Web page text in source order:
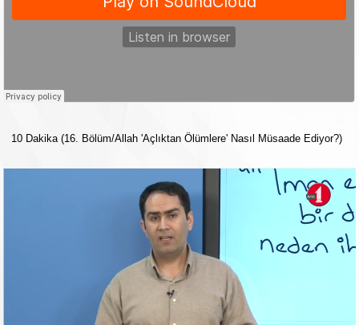
10 Dakika (16. Bölüm/Allah 'Açlıktan Ölümlere' Nasıl Müsaade Ediyor?)